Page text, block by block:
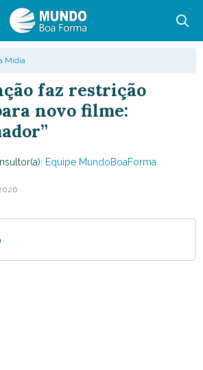
Mídia
faz restrição
novo filme:
Equipe MundoBoaForma